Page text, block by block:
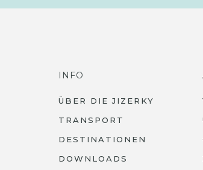
INFO
ÜBER DIE JIZERKY
TRANSPORT
DESTINATIONEN
DOWNLOADS